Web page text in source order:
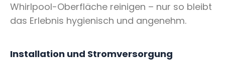
Whirlpool-Oberfläche reinigen – nur so bleibt
das Erlebnis hygienisch und angenehm.
Installation und Stromversorgung